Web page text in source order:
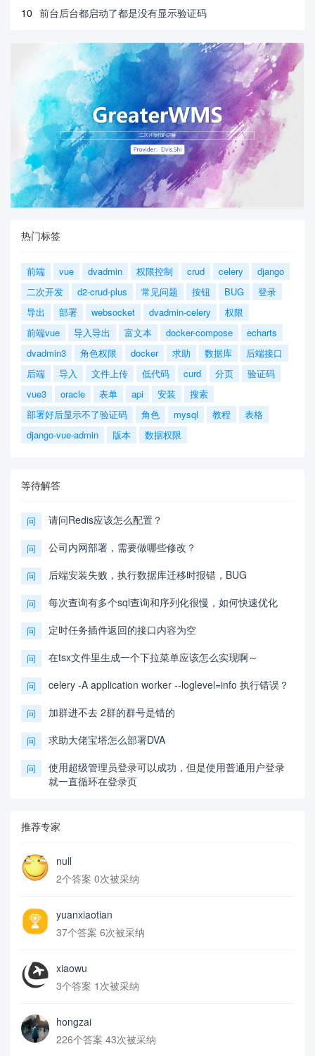
10 前台后台都启动了都是没有显示验证码
热门标签
前端 vue dvadmin 权限控制 crud celery
django
二次开发
d2-crud-plus 常见问题 按钮 BUG
登录
导出
部署 websocket dvadmin-celery
权限
前端vue
导入导出 富文本 docker-compose
echarts
dvadmin3
角色权限 docker 求助 数据库
后端接口
后端
导入 文件上传 低代码 curd 分页
验证码
vue3
oracle 表单 api 安装
搜索
部署好后显示不了验证码
角色 mysql 教程
表格
django-vue-admin
版本 数据权限
等待解答
问 请问Redis应该怎么配置？
问 公司内网部署，需要做哪些修改？
问 后端安装失败，执行数据库迁移时报错，BUG
问 每次查询有多个sql查询和序列化很慢，如何快速优化
问 定时任务插件返回的接口内容为空
问 在tsx文件里生成一个下拉菜单应该怎么实现啊～
问 celery -A application worker --loglevel=info 执行错误？
问 加群进不去 2群的群号是错的
问 求助大佬宝塔怎么部署DVA
问
使用超级管理员登录可以成功，但是使用普通用户登录
就一直循环在登录页
推荐专家
null
2个答案 0次被采纳
yuanxiaotian
37个答案 6次被采纳
xiaowu
3个答案 1次被采纳
hongzai
226个答案 43次被采纳